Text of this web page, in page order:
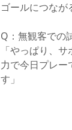
ゴールにつなが
Q：無観客での
「やっぱり、
力で今日プレ
す」